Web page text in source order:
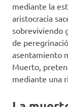
mediante la
aristocracia
sobreviviendo
de
asentamiento
Muerto,
mediante una